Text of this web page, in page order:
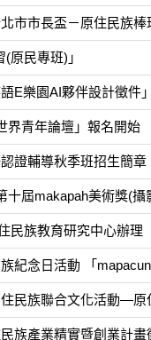
北市市長盃－原住民族
(原民專班)」
E樂園AI夥伴設計徵件」
界青年論壇」報名開始
證輔導秋季班招生簡章
十屆makapah美術獎(攝
民族教育研究中心辦
紀念日活動 「
住民族聯合文化活動—
民族產業精實暨創業計